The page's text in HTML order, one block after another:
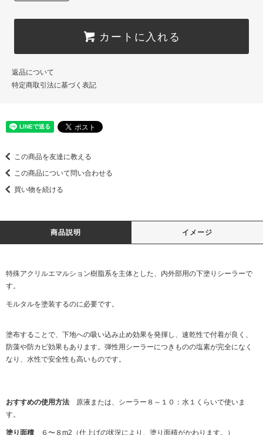
カートに入れる
返品について
特定商取引法に基づく表記
この商品を友達に教える
この商品について問い合わせる
買い物を続ける
商品説明 イメージ
特殊アクリルエマルション樹脂系を主体とした、内外部用の下塗りシーラーで
す。
モルタルを塗装するのに必要です。
塗布することで、下地への吸い込み止め効果を発揮し、速乾性で付着が良く、
防藻や防カビ効果もあります。弾性用シーラーにつきものの塩素が完全になく
なり、水性で安全性も高いものです。
おすすめの使用方法 原液または、シーラー８～１０：水１くらいで使いま
す。
塗り面積 ６〜８m2（仕上げの状況により、塗り面積がかわります。）